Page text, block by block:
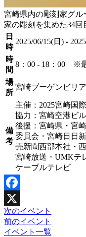
宮崎県内の彫刻家グ
家の彫刻を集めた34回
日
時
2025/06/15(日) -
時
間
8：00 - 18：00 ※
場
所
宮崎ブーゲンビリ
備
考
主催：2025宮崎国
協力：宮崎空港ビ
後援：宮崎県・宮
委員会・宮崎日日
売新聞西部本社・
宮崎放送・UMKテ
ケーブルテレビ
Facebook
X
次のイベント
前のイベント
イベント一覧